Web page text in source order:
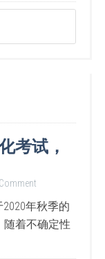
考试，
Comment
年秋季的
随着不确定性